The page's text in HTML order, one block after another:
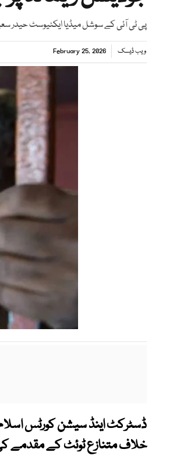
پی ٹی آئی کے سوشل میڈیا ایکٹیوسٹ
ویب ڈیسک February 25, 2026
ڈسٹرکٹ اینڈ سیشن کورٹس
خلاف متنازع ٹوئٹ کے مقدمے